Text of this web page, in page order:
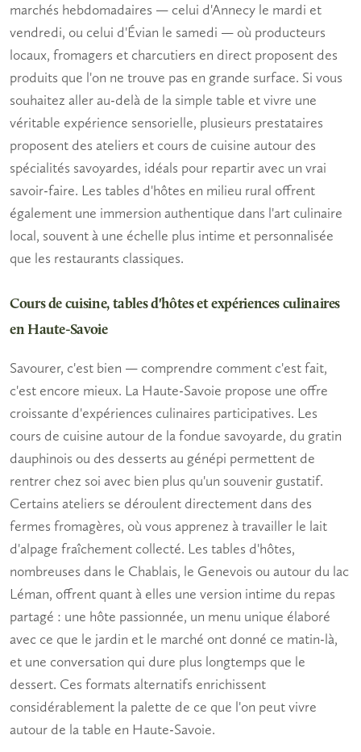
marchés hebdomadaires — celui d'Annecy le mardi et
vendredi, ou celui d'Évian le samedi — où producteurs
locaux, fromagers et charcutiers en direct proposent des
produits que l'on ne trouve pas en grande surface. Si vous
souhaitez aller au-delà de la simple table et vivre une
véritable expérience sensorielle, plusieurs prestataires
proposent des ateliers et cours de cuisine autour des
spécialités savoyardes, idéals pour repartir avec un vrai
savoir-faire. Les tables d'hôtes en milieu rural offrent
également une immersion authentique dans l'art culinaire
local, souvent à une échelle plus intime et personnalisée
que les restaurants classiques.
Cours de cuisine, tables d'hôtes et expériences culinaires
en Haute-Savoie
Savourer, c'est bien — comprendre comment c'est fait,
c'est encore mieux. La Haute-Savoie propose une offre
croissante d'expériences culinaires participatives. Les
cours de cuisine autour de la fondue savoyarde, du gratin
dauphinois ou des desserts au génépi permettent de
rentrer chez soi avec bien plus qu'un souvenir gustatif.
Certains ateliers se déroulent directement dans des
fermes fromagères, où vous apprenez à travailler le lait
d'alpage fraîchement collecté. Les tables d'hôtes,
nombreuses dans le Chablais, le Genevois ou autour du lac
Léman, offrent quant à elles une version intime du repas
partagé : une hôte passionnée, un menu unique élaboré
avec ce que le jardin et le marché ont donné ce matin-là,
et une conversation qui dure plus longtemps que le
dessert. Ces formats alternatifs enrichissent
considérablement la palette de ce que l'on peut vivre
autour de la table en Haute-Savoie.